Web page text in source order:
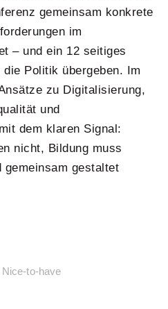
gemeinsam konkrete
im
– und ein 12 seitiges
Politik übergeben. Im
zu Digitalisierung,
und
dem klaren Signal:
nicht, Bildung muss
gemeinsam gestaltet
to-have